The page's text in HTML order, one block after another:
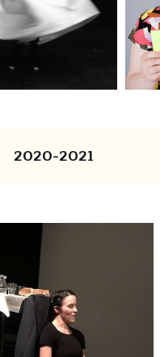
2020-2021